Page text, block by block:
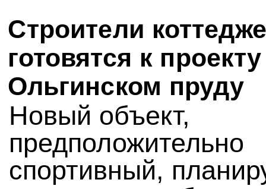
Строители
готовятся к
Ольгинском пруду
Новый объект,
предположительно
спортивный,